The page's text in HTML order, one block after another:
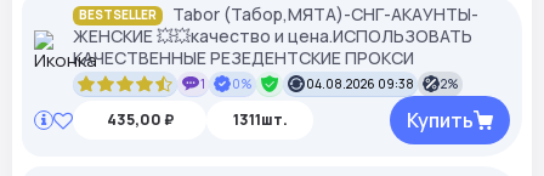
BESTSELLER
Tabor (Табор,МЯТА)-СНГ-АКАУНТЫ-
ЖЕНСКИЕ 💥💥качество и цена.ИСПОЛЬЗОВАТЬ
КАЧЕСТВЕННЫЕ РЕЗЕДЕНТСКИЕ ПРОКСИ
1 0% 04.08.2026 09:38 2%
435,00 ₽ 1311шт. Купить